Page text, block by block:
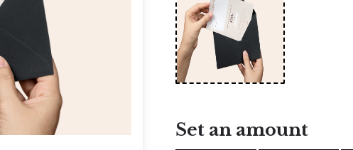
Set an amount